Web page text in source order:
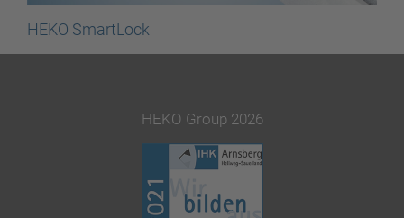
HEKO SmartLock
HEKO Group 2026